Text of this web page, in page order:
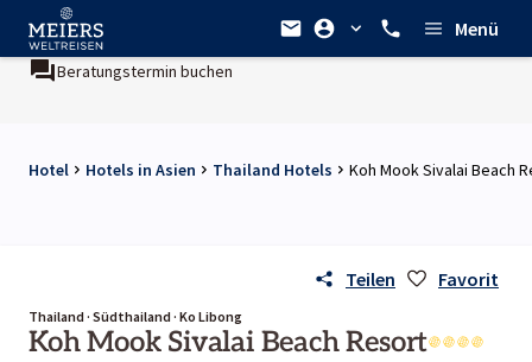
Menü
Beratungstermin buchen
Hotel Hotels in Asien Thailand Hotels Koh Mook Sivalai Beach
Teilen Favorit
Thailand · Südthailand · Ko Libong
Koh Mook Sivalai Beach Resort